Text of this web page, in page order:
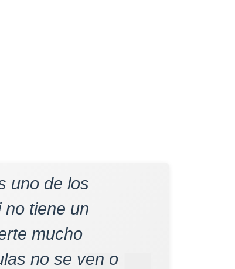
uno de los
tiene un
mucho
no se ven o